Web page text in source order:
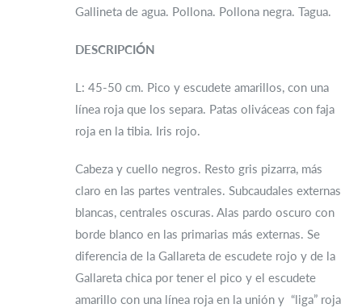
Gallineta de agua. Pollona. Pollona negra. Tagua.
DESCRIPCIÓN
L: 45-50 cm. Pico y escudete amarillos, con una
línea roja que los separa. Patas oliváceas con faja
roja en la tibia. Iris rojo.
Cabeza y cuello negros. Resto gris pizarra, más
claro en las partes ventrales. Subcaudales externas
blancas, centrales oscuras. Alas pardo oscuro con
borde blanco en las primarias más externas. Se
diferencia de la Gallareta de escudete rojo y de la
Gallareta chica por tener el pico y el escudete
amarillo con una línea roja en la unión y “liga” roja